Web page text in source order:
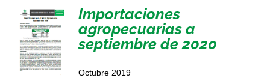
Importaciones
agropecuarias a
septiembre de 2020
Octubre 2019